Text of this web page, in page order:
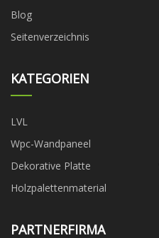
Blog
Seitenverzeichnis
KATEGORIEN
LVL
Wpc-Wandpaneel
Dekorative Platte
Holzpalettenmaterial
PARTNERFIRMA